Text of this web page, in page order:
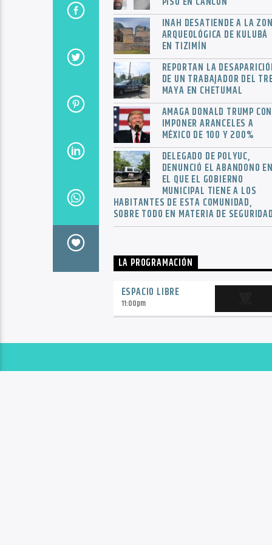
INAH DESATIENDE A LA
ARQUEOLÓGICA DE KULUBÁ
EN TIZIMÍN
REPORTAN LA
DE UN TRABAJADOR DEL
MAYA EN CHETUMAL
AMAGA DONALD TRUMP CON
IMPONER ARANCELES A
MÉXICO DE 100 Y 200%
DELEGADO DE POLYUC,
DENUNCIÓ EL ABANDONO EN
EL QUE EL GOBIERNO
MUNICIPAL TIENE A LOS
HABITANTES DE ESTA COMUNIDAD,
SOBRE TODO EN MATERIA DE
LA PROGRAMACIÓN
ESPACIO LIBRE
11:00pm